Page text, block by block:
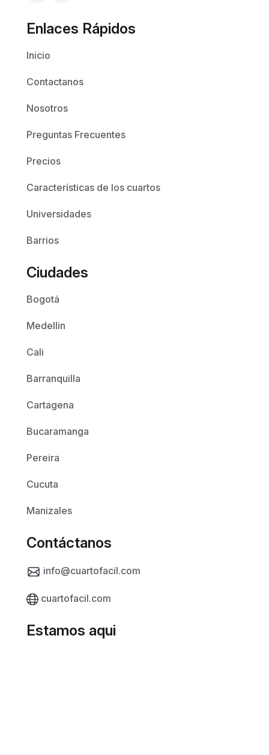
Enlaces Rápidos
Inicio
Contactanos
Nosotros
Preguntas Frecuentes
Precios
Características de los cuartos
Universidades
Barrios
Ciudades
Bogotá
Medellin
Cali
Barranquilla
Cartagena
Bucaramanga
Pereira
Cucuta
Manizales
Contáctanos
info@cuartofacil.com
cuartofacil.com
Estamos aqui